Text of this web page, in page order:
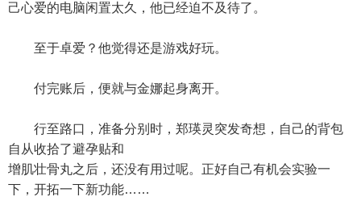
己心爱的电脑闲置太久，他已经迫不及待了。
至于卓爱？他觉得还是游戏好玩。
付完账后，便就与金娜起身离开。
行至路口，准备分别时，郑瑛灵突发奇想，自己的背包
自从收拾了避孕贴和
增肌壮骨丸之后，还没有用过呢。正好自己有机会实验一
下，开拓一下新功能……